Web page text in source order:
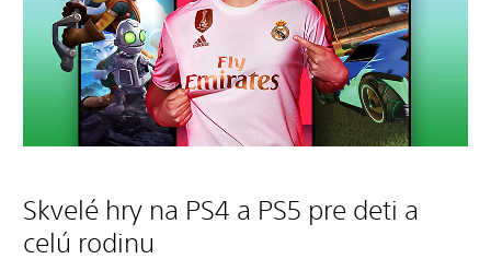
Skvelé hry na PS4 a PS5 pre deti a
celú rodinu